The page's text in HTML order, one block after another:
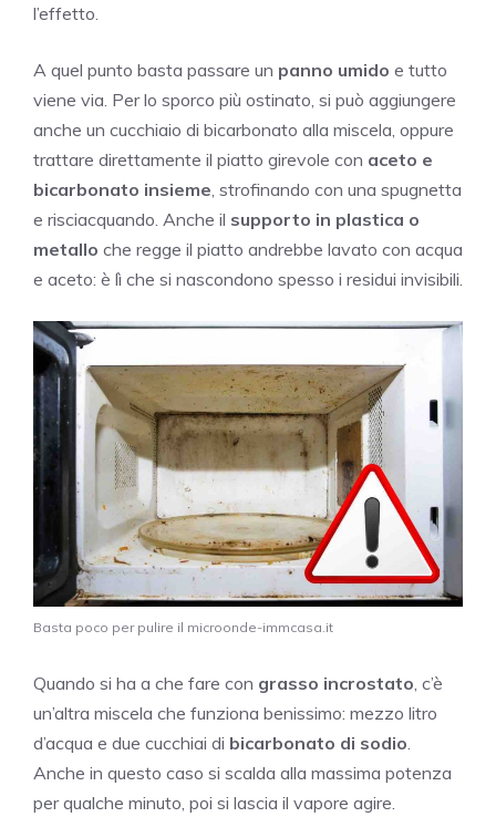
l’effetto.
A quel punto basta passare un panno umido e tutto
viene via. Per lo sporco più ostinato, si può aggiungere
anche un cucchiaio di bicarbonato alla miscela, oppure
trattare direttamente il piatto girevole con aceto e
bicarbonato insieme , strofinando con una spugnetta
e risciacquando. Anche il supporto in plastica o
metallo che regge il piatto andrebbe lavato con acqua
e aceto: è lì che si nascondono spesso i residui invisibili.
Basta poco per pulire il microonde-immcasa.it
Quando si ha a che fare con grasso incrostato, c’è
un’altra miscela che funziona benissimo: mezzo litro
d’acqua e due cucchiai di bicarbonato di sodio.
Anche in questo caso si scalda alla massima potenza
per qualche minuto, poi si lascia il vapore agire.